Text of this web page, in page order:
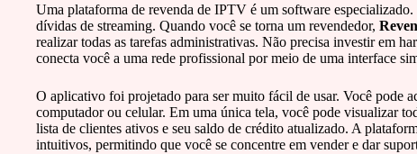
Uma plataforma de revenda de IPTV é um software
dívidas de streaming. Quando você se torna um revendedor,
realizar todas as tarefas administrativas. Não precisa investir em
conecta você a uma rede profissional por meio de uma interface
O aplicativo foi projetado para ser muito fácil de usar. Você pode
computador ou celular. Em uma única tela, você pode visualizar
lista de clientes ativos e seu saldo de crédito atualizado. A
intuitivos, permitindo que você se concentre em vender e dar